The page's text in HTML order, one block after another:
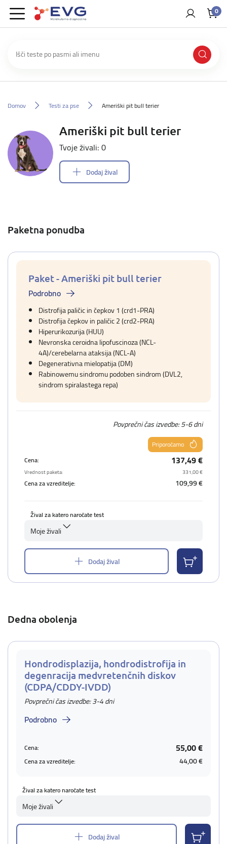
0
Domov Testi za pse Ameriški pit bull terier
Ameriški pit bull terier
Tvoje živali: 0
Dodaj žival
Paketna ponudba
Paket - Ameriški pit bull terier
Podrobno
Distrofija paličic in čepkov 1 (crd1-PRA)
Distrofija čepkov in paličic 2 (crd2-PRA)
Hiperurikozurija (HUU)
Nevronska ceroidna lipofuscinoza (NCL-
4A)/cerebelarna ataksija (NCL-A)
Degenerativna mielopatija (DM)
Rabinowemu sindromu podoben sindrom (DVL2,
sindrom spiralastega repa)
Povprečni čas izvedbe: 5-6 dni
Priporočamo
Cena:
137,49 €
Vrednost paketa: 331,00 €
Cena za vzreditelje: 109,99 €
Žival za katero naročate test
Moje živali
Dodaj žival
Dedna obolenja
Hondrodisplazija, hondrodistrofija in
degenracija medvretenčnih diskov
(CDPA/CDDY-IVDD)
Povprečni čas izvedbe: 3-4 dni
Podrobno
Cena: 55,00 €
Cena za vzreditelje: 44,00 €
Žival za katero naročate test
Moje živali
Dodaj žival